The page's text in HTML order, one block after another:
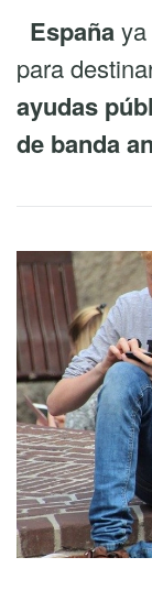
España
para
ayudas
de banda